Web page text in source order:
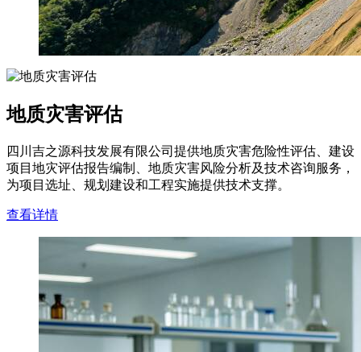
地质灾害评估
四川吉之源科技发展有限公司提供地质灾害危险性评估、建设
项目地灾评估报告编制、地质灾害风险分析及技术咨询服务，
为项目选址、规划建设和工程实施提供技术支撑。
查看详情